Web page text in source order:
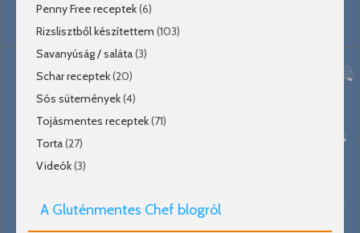
Penny Free receptek(6)
Rizslisztből készítettem (103)
Savanyúság / saláta(3)
Schar receptek(20)
Sós sütemények(4)
Tojásmentes receptek(71)
Torta(27)
Videók(3)
A Gluténmentes Chef blogról